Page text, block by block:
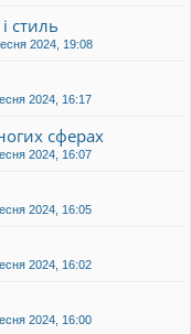
стиль
2024, 19:08
2024, 16:17
сферах
2024, 16:07
2024, 16:05
2024, 16:02
2024, 16:00